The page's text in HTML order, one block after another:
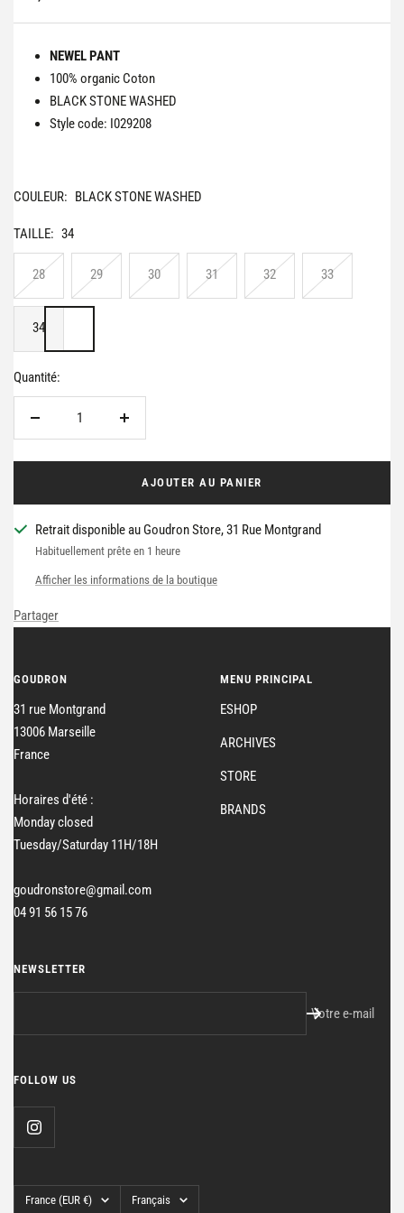
de
vente
NEWEL PANT
100% organic Coton
BLACK STONE WASHED
Style code: I029208
COULEUR: BLACK STONE WASHED
TAILLE: 34
28 29 30 31 32 33
34
Quantité:
Augmenter
AJOUTER AU PANIER
Retrait disponible au Goudron Store, 31 Rue Montgrand
Habituellement prête en 1 heure
Afficher les informations de la boutique
Partager
GOUDRON
31 rue Montgrand
13006 Marseille
France
Horaires d'été :
Monday closed
Tuesday/Saturday 11H/18H
goudronstore@gmail.com
04 91 56 15 76
MENU PRINCIPAL
ESHOP
ARCHIVES
STORE
BRANDS
NEWSLETTER
Votre e-mail
FOLLOW US
Pays/région
France (EUR €) Langue
Français